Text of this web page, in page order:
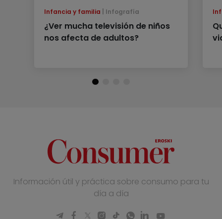
Infancia y familia Infografía
¿Ver mucha televisión de niños
nos afecta de adultos?
Información útil y práctica sobre consumo para tu
día a día